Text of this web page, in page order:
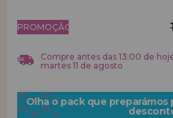
REGISTRO DE
PROMOÇÃO!
Compre antes das 13:00 de
martes 11 de agosto
Olha o pack que